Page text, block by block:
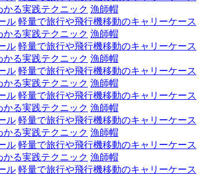
かる実践テクニック 漁師帽
ル 軽量で旅行や飛行機移動のキャリーケース
かる実践テクニック 漁師帽
ル 軽量で旅行や飛行機移動のキャリーケース
かる実践テクニック 漁師帽
ル 軽量で旅行や飛行機移動のキャリーケース
かる実践テクニック 漁師帽
ル 軽量で旅行や飛行機移動のキャリーケース
かる実践テクニック 漁師帽
ル 軽量で旅行や飛行機移動のキャリーケース
かる実践テクニック 漁師帽
ル 軽量で旅行や飛行機移動のキャリーケース
かる実践テクニック 漁師帽
ル 軽量で旅行や飛行機移動のキャリーケース